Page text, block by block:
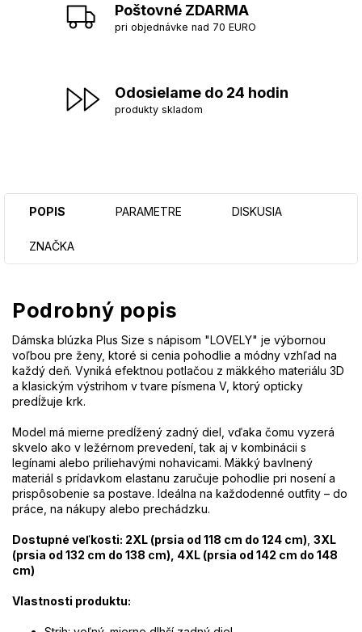
Poštovné ZDARMA
pri objednávke nad 70 EURO
Odosielame do 24 hodin
produkty skladom
POPIS PARAMETRE DISKUSIA
ZNAČKA
Podrobný popis
Dámska blúzka Plus Size s nápisom "LOVELY" je výbornou
voľbou pre ženy, ktoré si cenia pohodlie a módny vzhľad na
každý deň. Vyniká efektnou potlačou z mäkkého materiálu 3D
a klasickým výstrihom v tvare písmena V, ktorý opticky
predĺžuje krk.
Model má mierne predĺžený zadný diel, vďaka čomu vyzerá
skvelo ako v ležérnom prevedení, tak aj v kombinácii s
legínami alebo priliehavými nohavicami. Mäkký bavlnený
materiál s prídavkom elastanu zaručuje pohodlie pri nosení a
prispôsobenie sa postave. Ideálna na každodenné outfity – do
práce, na nákupy alebo prechádzku.
Dostupné veľkosti: 2XL (prsia od 118 cm do 124 cm) 3XL
(prsia od 132 cm do 138 cm), 4XL (prsia od 142 cm do 148
cm)
Vlastnosti produktu: